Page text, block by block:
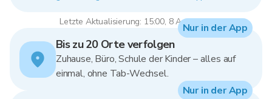
Letzte Aktualisierung: 15:00, 8 Aug 2026
Bis zu 20 Orte verfolgen
Zuhause, Büro, Schule der Kinder – alles auf
einmal, ohne Tab-Wechsel.
Nur in der App
Nur in der App